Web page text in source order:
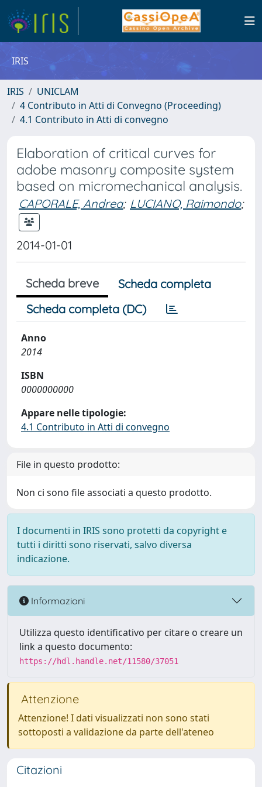
IRIS
IRIS
UNICLAM
4 Contributo in Atti di Convegno (Proceeding)
4.1 Contributo in Atti di convegno
Elaboration of critical curves for
adobe masonry composite system
based on micromechanical analysis.
CAPORALE, Andrea; LUCIANO, Raimondo;
2014-01-01
Scheda breve
Scheda completa
Scheda completa (DC)
Anno
2014
ISBN
0000000000
Appare nelle tipologie:
4.1 Contributo in Atti di convegno
File in questo prodotto:
Non ci sono file associati a questo prodotto.
I documenti in IRIS sono protetti da copyright e
tutti i diritti sono riservati, salvo diversa
indicazione.
Informazioni
Utilizza questo identificativo per citare o creare un
link a questo documento:
https://hdl.handle.net/11580/37051
Attenzione
Attenzione! I dati visualizzati non sono stati
sottoposti a validazione da parte dell'ateneo
Citazioni